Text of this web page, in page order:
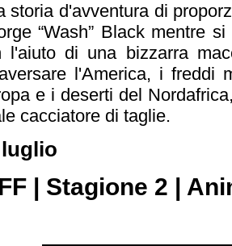
storia d'avventura di
“Wash” Black mentre
l'aiuto di una bizzarra
l'America, i freddi
e i deserti del
cacciatore di taglie.
| Stagione 2 |